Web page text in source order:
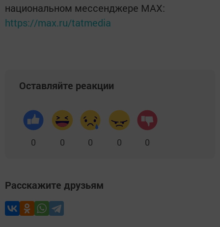
национальном мессенджере MАХ:
https://max.ru/tatmedia
Оставляйте реакции
0 0 0 0 0
Расскажите друзьям